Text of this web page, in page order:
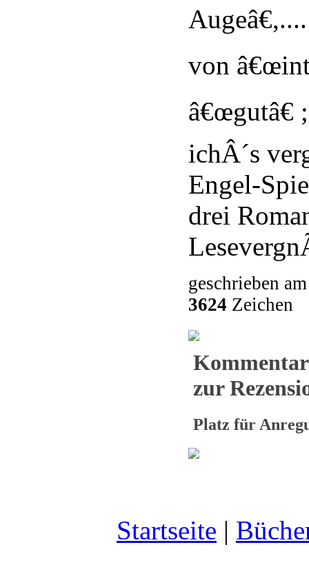
von
ichÂ´s
Engel-
drei
geschrieben
3624 Zeichen
zur
Platz für
Startseite |